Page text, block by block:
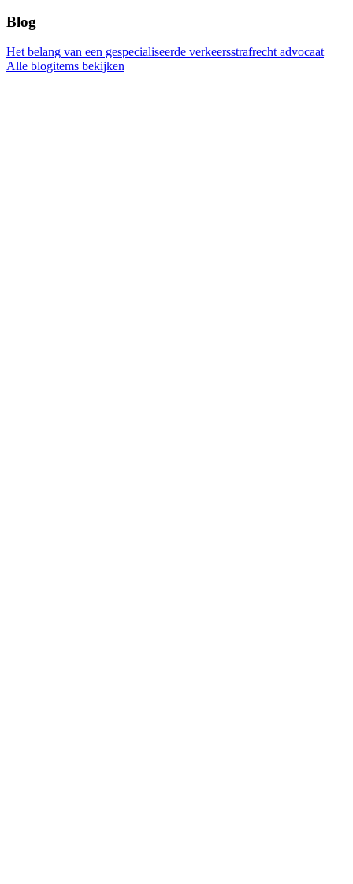
Blog
Het belang van een gespecialiseerde verkeersstrafrecht advocaat
Alle blogitems bekijken